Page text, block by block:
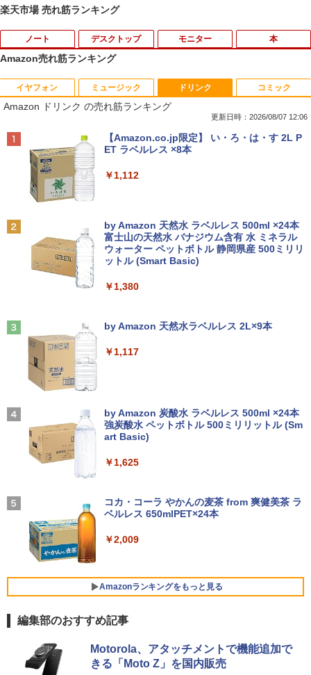
楽天市場 売れ筋ランキング
ノート
1
中古ノートパソコンDell Latitude 5320
2-in-1 5320-con 【中古】 Dell Latitude
5320 2-in-1 中古ノートパソコンCore i5
Win11 Pro 64bit Dell Latitude 5320 2-i
n-1 中古ノートパソコンCore i5 Win11 P
ro 64bit
￥19,000
中古ノートパソコン インテル Celeron C
ore i5 Windows11 Pro Office 2024付き
メモリ4GB/8GB/16GB選択可 SSD128G
B/1TB選択可 15.6型 テンキー ビジネス
まかせ中古厳選 ノートPC ノート パソコ
￥11,980
モリ8GB Core i3 第8世代 Microsoft Off
ice付き Windows11 東芝 dynabook D8
3 ノートパソコン 中古 PC パソコン 中古
ノートパソコン HP Dynabook 富士通 第
10世代Core i5/i7 アウトレット 最大メモ
indows11ノートパソコン 中古パソコン
WIFI Bluetooth 中古PC
￥25,600
本日10倍！高性能第10世代Core i7-1061
デスクトップ
1
中古パソコン HP Z230 SFF Workstatio
n CPU Intel Xeon E3-1231v3-3.40Ghz
メモリ8GB SSD256GB DVDROM デスク
トップ パソコン 中古 パソコン パソコン
本体 高速SSD ウインドウズ10 Windows
11 中古デスクトップ 中古pc win10 中古
【全品最大2500円OFFクーポン】【22イ
ンチ 液晶+新品キーボード＆新品無線マ
ウスセット】HP EliteDesk 800 G1 SFF
付き Windows11 メモリ8GB/16GB SSD
中古デスクトップ 第8世代 メモリ8GB S
SD256GB HDD500GB Windows11 セッ
ト購入可能 単品 NEC デスクトップ PC
ソコン マイクロソフトオフィス 2019 PC
【中古】 HP Pavilion All-in-One 24-xa0
150jp 4YR08AA#ABJ SSD＆HDD搭載 C
￥39,640
【★20％クーポン】MINISFORUM AI M1
Pro ミニPC、インテル Core Ultra 5 125
H / Ultra 9 285H、32GB+512GB/1TB 、
モニター
1
Yoothi 互換品 液晶 15.6インチ NV156F
HM-N41 NV156FHM-N42 NV156FHM-N
43 NV156FHM-N46 NV156FHM-N47 NV
156FHM-N49 対応 FullHD 1920x1080 I
PS LED LCD 液晶ディスプレイ 修理交換
用液晶パネル
￥9,250
＼500円OFFクーポンあり！／ モバイル
モニター 15.6インチ 1080PフルHD ディ
スプレイ VESA対応 コスパ デュアルモニ
ター サブモニター ゲーミングモニター
ートワーク IPS mini pc ミニPC 多デバ
￥9,480
パネル 178度 広角 高解像度目に優しいフ
リッカーフリー (PS5確認済み/HDMI/VG
A/3年保証)
￥9,980
4
【公式限定2年保証】モニター 21.5イン
非光沢 スピーカー内蔵 3年保証 ディスプ
レイ パソコンモニター PCモニター フル
象
グリーンハウス 7型ワイド液晶 電子POP
取付金具付き ホワイト GH-EP7F-WH [G
本
1
獣医腫瘍学テキスト 第2版[本/雑誌] / 日
本獣医がん学会/著 日本獣医がん学会獣医
腫瘍科認定医認定委員会/監修
￥19,800
宮脇 さき ]
￥1,980
ルスタンド付き特装版 （ビームコミック
ス） [ 和山 やま ]
施設基準パーフェクトブック 2026年度
版 [ 一般社団法人日本施設基準管理士協
Amazon売れ筋ランキング
イヤフォン
Anker Soundcore P40i オフホワイト
Anker Soundcore P31i ブラック
￥5,990
ラック
￥14,990
レスイヤホン bluetooth イヤホン V12 小型
軽量 ブルートゥースHi-Fi 最大36時間再生 ぶ
るーとゅーす コードレス ENCノイズキャン
付き 防水 タッチ式音量調整 スポーツ/通勤/通
￥1,964
Xiaomi シャオミ REDMI Buds 8 Lite ワイヤ
￥2,980
ミュージック
BRUCE WAYNE feat. Flo Milli, ATL Jacob
[Explicit]
￥250
BRUCE WAYNE feat. Flo Milli, ATL Jacob
[Explicit]
￥250
￥250
￥250
ドリンク
Amazon ドリンク の売れ筋ランキング
更新日時：2026/08/07 12:06
【Amazon.co.jp限定】 い・ろ・は・す 2L P
ET ラベルレス ×8本
￥1,112
by Amazon 天然水 ラベルレス 500ml ×24本
富士山の天然水 バナジウム含有 水 ミネラル
ウォーター ペットボトル 静岡県産 500ミリリ
ットル (Smart Basic)
￥1,380
by Amazon 天然水ラベルレス 2L×9本
￥1,117
by Amazon 炭酸水 ラベルレス 500ml ×24本
強炭酸水 ペットボトル 500ミリリットル (Sm
art Basic)
￥1,625
コカ・コーラ やかんの麦茶 from 爽健美茶 ラ
ベルレス 650mlPET×24本
￥2,009
Amazonランキングをもっと見る
コミック
薬屋のひとりごと 17巻 (デジタル版ビッグガ
ンガンコミックス)
編集部のおすすめ記事
Motorola、アタッチメントで機能追加で
きる「Moto Z」を国内販売